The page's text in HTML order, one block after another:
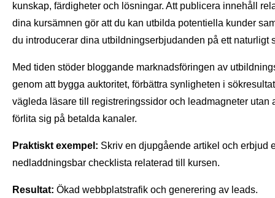
kunskap, färdigheter och lösningar. Att publicera innehåll
dina kursämnen gör att du kan utbilda potentiella kunder
du introducerar dina utbildningserbjudanden på ett naturligt
Med tiden stöder bloggande marknadsföringen av
genom att bygga auktoritet, förbättra synligheten i
vägleda läsare till registreringssidor och leadmagneter utan
förlita sig på betalda kanaler.
Praktiskt exempel: Skriv en djupgående artikel och erbjud
nedladdningsbar checklista relaterad till kursen.
Resultat: Ökad webbplatstrafik och generering av leads.